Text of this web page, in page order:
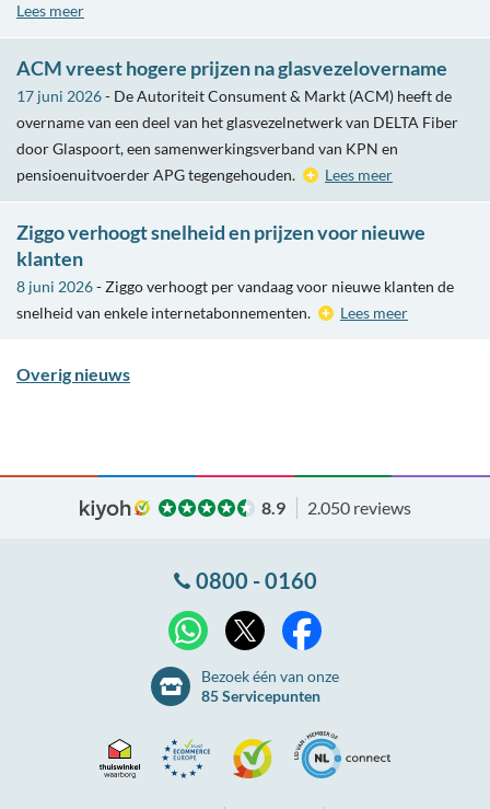
Lees meer
ACM vreest hogere prijzen na glasvezelovername
17 juni 2026- De Autoriteit Consument & Markt (ACM) heeft de
overname van een deel van het glasvezelnetwerk van DELTA Fiber
door Glaspoort, een samenwerkingsverband van KPN en
pensioenuitvoerder APG tegengehouden.
Lees meer
Ziggo verhoogt snelheid en prijzen voor nieuwe
klanten
8 juni 2026- Ziggo verhoogt per vandaag voor nieuwe klanten de
snelheid van enkele internetabonnementen.
Lees meer
Overig nieuws
8.9 2.050 reviews
0800 - 0160
WhatsApp
Bezoek één van onze
85 Servicepunten